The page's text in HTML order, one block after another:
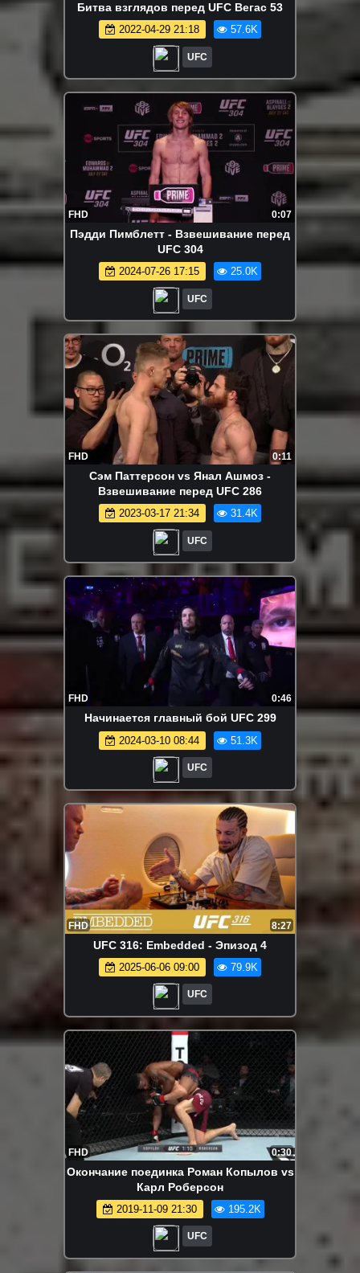
Битва взглядов перед UFC Вегас 53
2022-04-29 21:18 57.6K
UFC
FHD 0:07
Пэдди Пимблетт - Взвешивание перед
UFC 304
2024-07-26 17:15 25.0K
UFC
FHD 0:11
Сэм Паттерсон vs Янал Ашмоз -
Взвешивание перед UFC 286
2023-03-17 21:34 31.4K
UFC
FHD 0:46
Начинается главный бой UFC 299
2024-03-10 08:44 51.3K
UFC
FHD 8:27
UFC 316: Embedded - Эпизод 4
2025-06-06 09:00 79.9K
UFC
FHD 0:30
Окончание поединка Роман Копылов vs
Карл Роберсон
2019-11-09 21:30 195.2K
UFC